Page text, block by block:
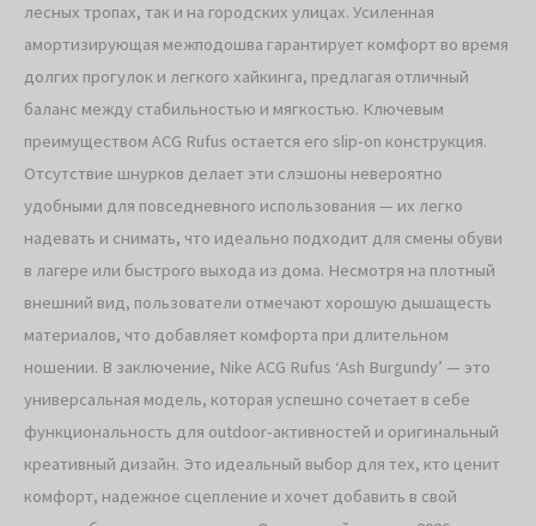
лесных тропах, так и на городских улицах. Усиленная
амортизирующая межподошва гарантирует комфорт во время
долгих прогулок и легкого хайкинга, предлагая отличный
баланс между стабильностью и мягкостью. Ключевым
преимуществом ACG Rufus остается его slip-on конструкция.
Отсутствие шнурков делает эти слэшоны невероятно
удобными для повседневного использования — их легко
надевать и снимать, что идеально подходит для смены обуви
в лагере или быстрого выхода из дома. Несмотря на плотный
внешний вид, пользователи отмечают хорошую дышащесть
материалов, что добавляет комфорта при длительном
ношении. В заключение, Nike ACG Rufus ‘Ash Burgundy’ — это
универсальная модель, которая успешно сочетает в себе
функциональность для outdoor-активностей и оригинальный
креативный дизайн. Это идеальный выбор для тех, кто ценит
комфорт, надежное сцепление и хочет добавить в свой